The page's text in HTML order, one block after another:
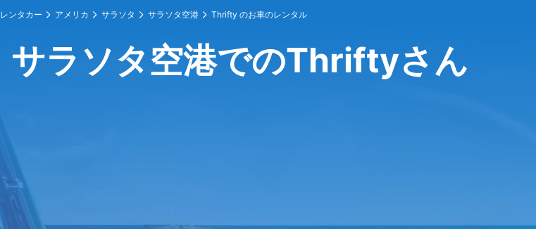
レンタカー アメリカ サラソタ サラソタ空港 Thrifty のお車のレンタル
サラソタ空港でのThriftyさん